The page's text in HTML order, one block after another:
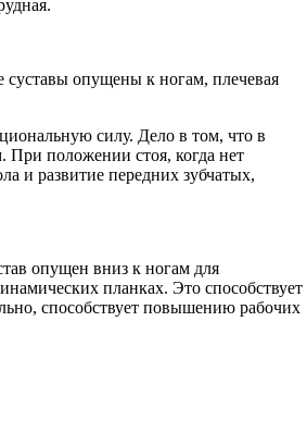
суставы опущены к ногам, плечевая
силу. Дело в том, что в
положении стоя, когда нет
и развитие передних зубчатых,
опущен вниз к ногам для
планках. Это способствует
способствует повышению рабочих